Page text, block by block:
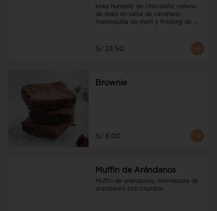
keke humedo de chocolate, relleno
de mani en salsa de caramelo,
mantequilla de mani y frosting de
S/ 23.50
Brownie
S/ 8.00
Muffin de Arándanos
Muffin de arandanos, mermelada de
arandanos con crumble